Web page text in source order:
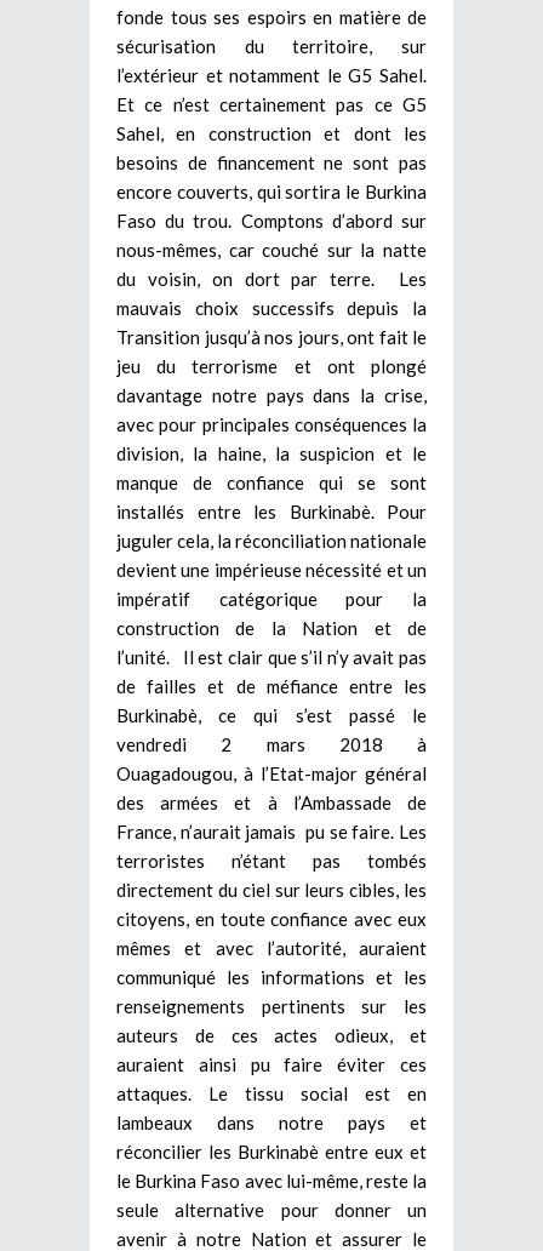
fonde tous ses espoirs en matière de
sécurisation du territoire, sur
l’extérieur et notamment le G5 Sahel.
Et ce n’est certainement pas ce G5
Sahel, en construction et dont les
besoins de financement ne sont pas
encore couverts, qui sortira le Burkina
Faso du trou. Comptons d’abord sur
nous-mêmes, car couché sur la natte
du voisin, on dort par terre. Les
mauvais choix successifs depuis la
Transition jusqu’à nos jours, ont fait le
jeu du terrorisme et ont plongé
davantage notre pays dans la crise,
avec pour principales conséquences la
division, la haine, la suspicion et le
manque de confiance qui se sont
installés entre les Burkinabè. Pour
juguler cela, la réconciliation nationale
devient une impérieuse nécessité et un
impératif catégorique pour la
construction de la Nation et de
l’unité. Il est clair que s’il n’y avait pas
de failles et de méfiance entre les
Burkinabè, ce qui s’est passé le
vendredi 2 mars 2018 à
Ouagadougou, à l’Etat-major général
des armées et à l’Ambassade de
France, n’aurait jamais pu se faire. Les
terroristes n’étant pas tombés
directement du ciel sur leurs cibles, les
citoyens, en toute confiance avec eux
mêmes et avec l’autorité, auraient
communiqué les informations et les
renseignements pertinents sur les
auteurs de ces actes odieux, et
auraient ainsi pu faire éviter ces
attaques. Le tissu social est en
lambeaux dans notre pays et
réconcilier les Burkinabè entre eux et
le Burkina Faso avec lui-même, reste la
seule alternative pour donner un
avenir à notre Nation et assurer le